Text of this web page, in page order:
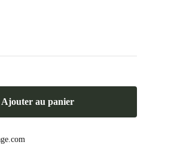
Ajouter au panier